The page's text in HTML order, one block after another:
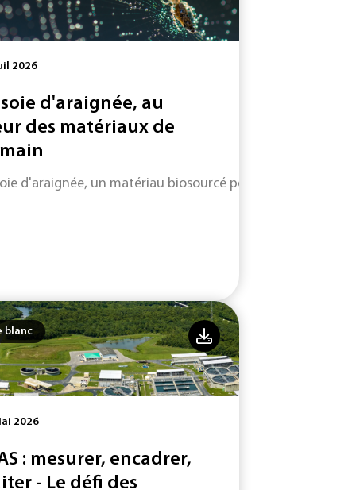
2026
soie d'araignée, au
des matériaux de
d'araignée, un matériau biosourcé performant et
blanc
2026
: mesurer, encadrer,
- Le défi des